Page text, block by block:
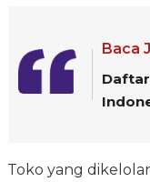
Baca
Toko yang